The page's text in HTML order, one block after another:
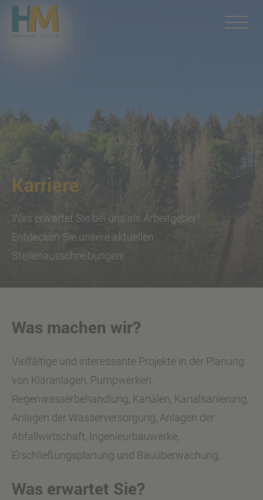
Karriere
Was erwartet Sie bei uns als Arbeitgeber?
Entdecken Sie unsere aktuellen
Stellenausschreibungen!
Was machen wir?
Vielfältige und interessante Projekte in der Planung
von Kläranlagen, Pumpwerken,
Regenwasserbehandlung, Kanälen, Kanalsanierung,
Anlagen der Wasserversorgung, Anlagen der
Abfallwirtschaft, Ingenieurbauwerke,
Erschließungsplanung und Bauüberwachung.
Was erwartet Sie?